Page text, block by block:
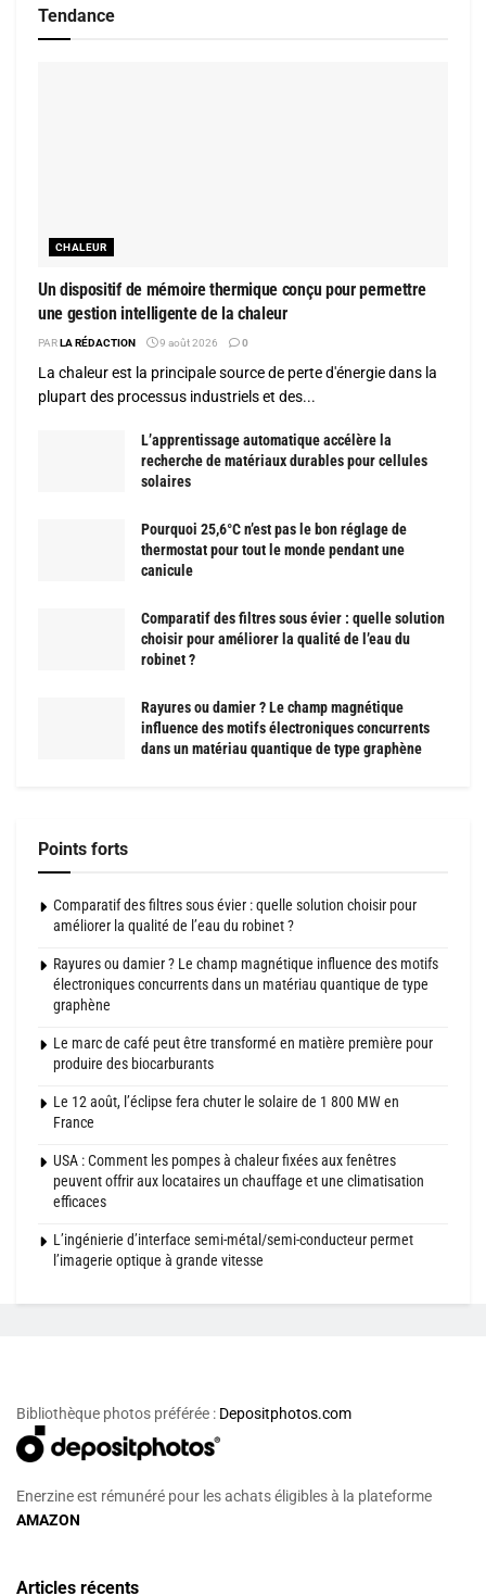
Tendance
CHALEUR
Un dispositif de mémoire thermique conçu pour permettre
une gestion intelligente de la chaleur
PARLA RÉDACTION 9 août 2026 0
La chaleur est la principale source de perte d'énergie dans la
plupart des processus industriels et des...
L’apprentissage automatique accélère la
recherche de matériaux durables pour cellules
solaires
Pourquoi 25,6°C n’est pas le bon réglage de
thermostat pour tout le monde pendant une
canicule
Comparatif des filtres sous évier : quelle solution
choisir pour améliorer la qualité de l’eau du
robinet ?
Rayures ou damier ? Le champ magnétique
influence des motifs électroniques concurrents
dans un matériau quantique de type graphène
Points forts
Comparatif des filtres sous évier : quelle solution choisir pour
améliorer la qualité de l’eau du robinet ?
Rayures ou damier ? Le champ magnétique influence des motifs
électroniques concurrents dans un matériau quantique de type
graphène
Le marc de café peut être transformé en matière première pour
produire des biocarburants
Le 12 août, l’éclipse fera chuter le solaire de 1 800 MW en
France
USA : Comment les pompes à chaleur fixées aux fenêtres
peuvent offrir aux locataires un chauffage et une climatisation
efficaces
L’ingénierie d’interface semi-métal/semi-conducteur permet
l’imagerie optique à grande vitesse
Bibliothèque photos préférée : Depositphotos.com
Enerzine est rémunéré pour les achats éligibles à la plateforme
AMAZON
Articles récents